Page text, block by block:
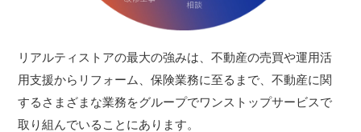
リアルティストアの最大の強みは、不動産の売買や運用活
用支援からリフォーム、保険業務に至るまで、不動産に関
するさまざまな業務をグループでワンストップサービスで
取り組んでいることにあります。